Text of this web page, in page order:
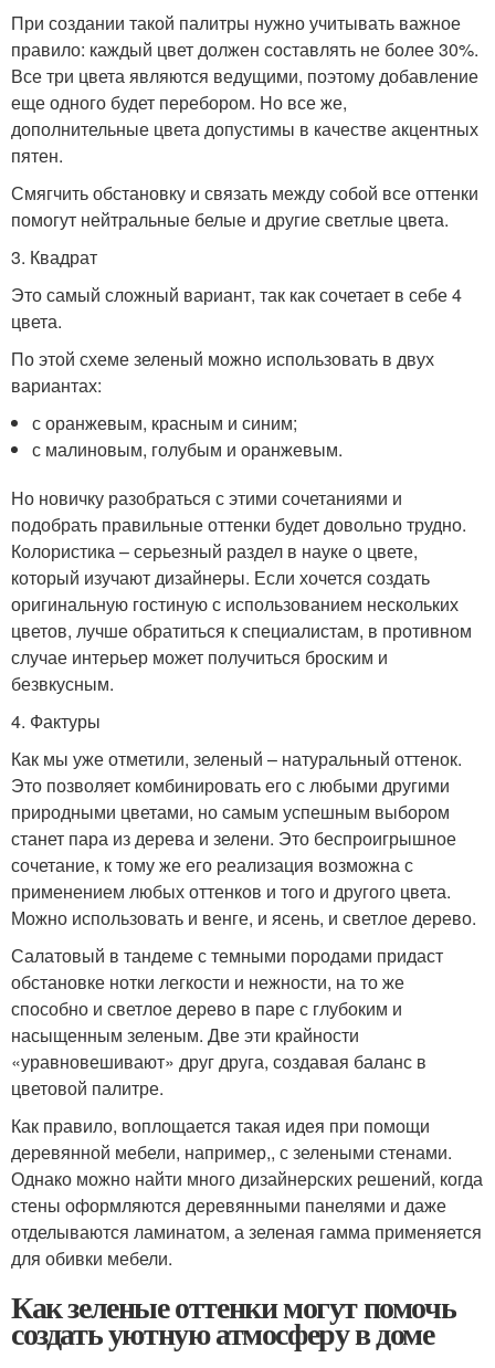
При создании такой палитры нужно учитывать важное
правило: каждый цвет должен составлять не более 30%.
Все три цвета являются ведущими, поэтому добавление
еще одного будет перебором. Но все же,
дополнительные цвета допустимы в качестве акцентных
пятен.
Смягчить обстановку и связать между собой все оттенки
помогут нейтральные белые и другие светлые цвета.
3. Квадрат
Это самый сложный вариант, так как сочетает в себе 4
цвета.
По этой схеме зеленый можно использовать в двух
вариантах:
с оранжевым, красным и синим;
с малиновым, голубым и оранжевым.
Но новичку разобраться с этими сочетаниями и
подобрать правильные оттенки будет довольно трудно.
Колористика – серьезный раздел в науке о цвете,
который изучают дизайнеры. Если хочется создать
оригинальную гостиную с использованием нескольких
цветов, лучше обратиться к специалистам, в противном
случае интерьер может получиться броским и
безвкусным.
4. Фактуры
Как мы уже отметили, зеленый – натуральный оттенок.
Это позволяет комбинировать его с любыми другими
природными цветами, но самым успешным выбором
станет пара из дерева и зелени. Это беспроигрышное
сочетание, к тому же его реализация возможна с
применением любых оттенков и того и другого цвета.
Можно использовать и венге, и ясень, и светлое дерево.
Салатовый в тандеме с темными породами придаст
обстановке нотки легкости и нежности, на то же
способно и светлое дерево в паре с глубоким и
насыщенным зеленым. Две эти крайности
«уравновешивают» друг друга, создавая баланс в
цветовой палитре.
Как правило, воплощается такая идея при помощи
деревянной мебели, например,, с зелеными стенами.
Однако можно найти много дизайнерских решений, когда
стены оформляются деревянными панелями и даже
отделываются ламинатом, а зеленая гамма применяется
для обивки мебели.
Как зеленые оттенки могут помочь
создать уютную атмосферу в доме